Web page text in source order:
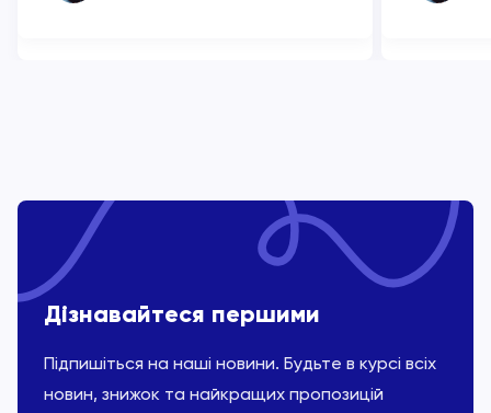
Дізнавайтеся першими
Підпишіться на наші новини. Будьте в курсі всіх
новин, знижок та найкращих пропозицій